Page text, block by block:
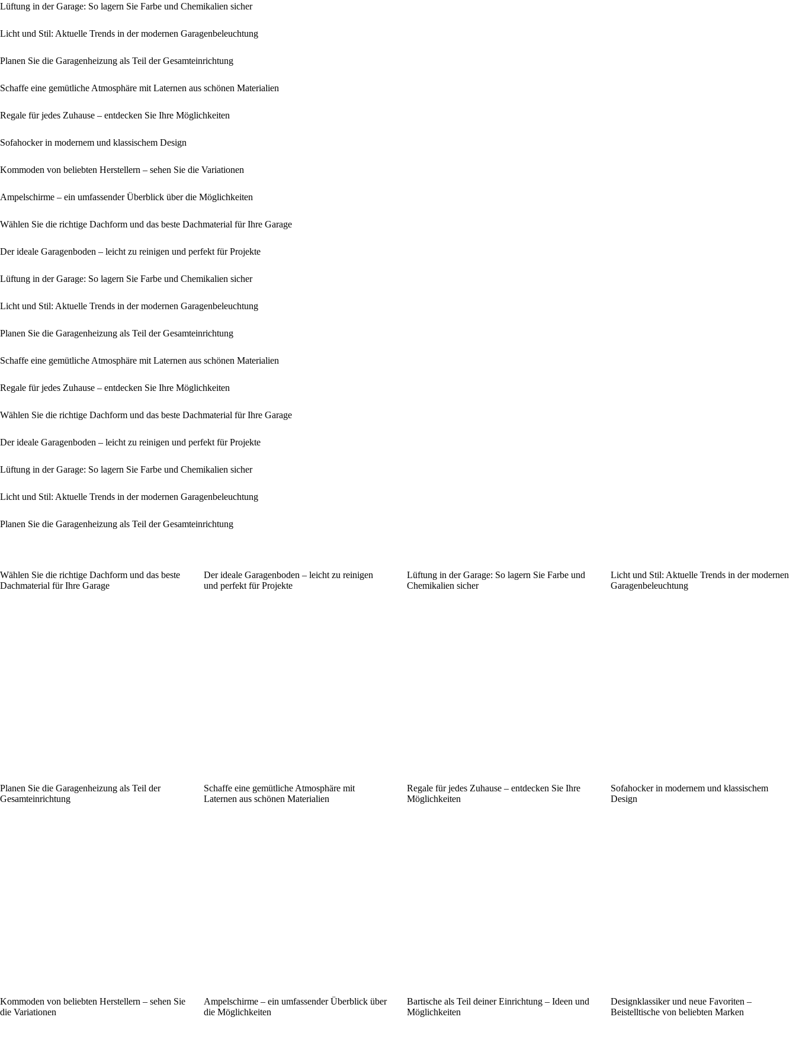
Lüftung in der Garage: So lagern Sie Farbe und Chemikalien sicher
Licht und Stil: Aktuelle Trends in der modernen Garagenbeleuchtung
Planen Sie die Garagenheizung als Teil der Gesamteinrichtung
Schaffe eine gemütliche Atmosphäre mit Laternen aus schönen Materialien
Regale für jedes Zuhause – entdecken Sie Ihre Möglichkeiten
Sofahocker in modernem und klassischem Design
Kommoden von beliebten Herstellern – sehen Sie die Variationen
Ampelschirme – ein umfassender Überblick über die Möglichkeiten
Wählen Sie die richtige Dachform und das beste Dachmaterial für Ihre Garage
Der ideale Garagenboden – leicht zu reinigen und perfekt für Projekte
Lüftung in der Garage: So lagern Sie Farbe und Chemikalien sicher
Licht und Stil: Aktuelle Trends in der modernen Garagenbeleuchtung
Planen Sie die Garagenheizung als Teil der Gesamteinrichtung
Schaffe eine gemütliche Atmosphäre mit Laternen aus schönen Materialien
Regale für jedes Zuhause – entdecken Sie Ihre Möglichkeiten
Wählen Sie die richtige Dachform und das beste Dachmaterial für Ihre Garage
Der ideale Garagenboden – leicht zu reinigen und perfekt für Projekte
Lüftung in der Garage: So lagern Sie Farbe und Chemikalien sicher
Licht und Stil: Aktuelle Trends in der modernen Garagenbeleuchtung
Planen Sie die Garagenheizung als Teil der Gesamteinrichtung
Wählen Sie die richtige Dachform und das beste
Dachmaterial für Ihre Garage
Der ideale Garagenboden – leicht zu reinigen
und perfekt für Projekte
Lüftung in der Garage: So lagern Sie Farbe und
Chemikalien sicher
Licht und Stil: Aktuelle Trends in der modernen
Garagenbeleuchtung
Planen Sie die Garagenheizung als Teil der
Gesamteinrichtung
Schaffe eine gemütliche Atmosphäre mit
Laternen aus schönen Materialien
Regale für jedes Zuhause – entdecken Sie Ihre
Möglichkeiten
Sofahocker in modernem und klassischem
Design
Kommoden von beliebten Herstellern – sehen Sie
die Variationen
Ampelschirme – ein umfassender Überblick über
die Möglichkeiten
Bartische als Teil deiner Einrichtung – Ideen und
Möglichkeiten
Designklassiker und neue Favoriten –
Beistelltische von beliebten Marken